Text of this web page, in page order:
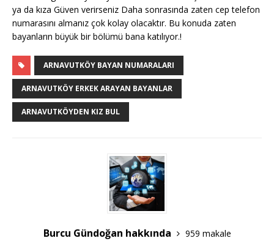
ya da kıza Güven verirseniz Daha sonrasında zaten cep telefon
numarasını almanız çok kolay olacaktır. Bu konuda zaten
bayanların büyük bir bölümü bana katılıyor.!
ARNAVUTKÖY BAYAN NUMARALARI
ARNAVUTKÖY ERKEK ARAYAN BAYANLAR
ARNAVUTKÖYDEN KIZ BUL
Burcu Gündoğan hakkında
959 makale